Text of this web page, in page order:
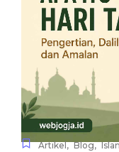
Artikel, Blog,